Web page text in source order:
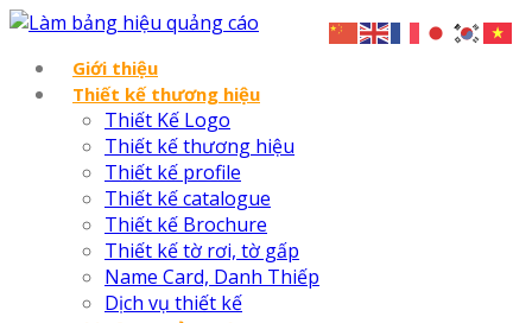
Giới thiệu
Thiết kế thương hiệu
Thiết Kế Logo
Thiết kế thương hiệu
Thiết kế profile
Thiết kế catalogue
Thiết kế Brochure
Thiết kế tờ rơi, tờ gấp
Name Card, Danh Thiếp
Dịch vụ thiết kế